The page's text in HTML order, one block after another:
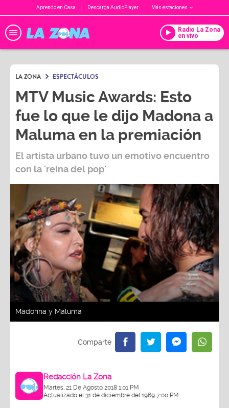
Aprendo en Casa Descarga AudioPlayer Más estaciones
Radio La Zona
en vivo
LA ZONA ESPECTÁCULOS
MTV Music Awards: Esto
fue lo que le dijo Madona a
Maluma en la premiación
El artista urbano tuvo un emotivo encuentro
con la 'reina del pop'
Madonna y Maluma
Redacción La Zona
Martes, 21 De Agosto 2018 1:01 PM
Actualizado el 31 de diciembre del 1969 7:00 PM